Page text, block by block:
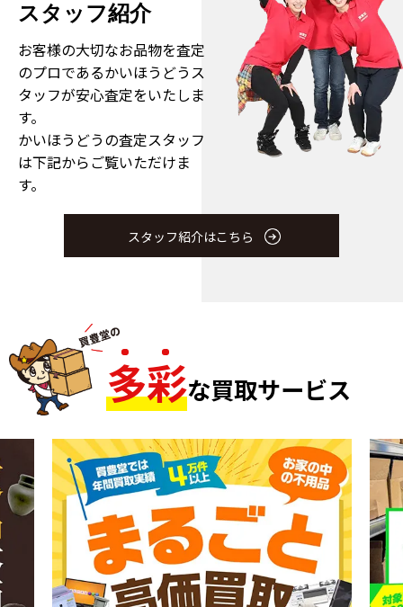
スタッフ紹介
お客様の大切なお品物を査定
のプロであるかいほうどうス
タッフが安心査定をいたしま
す。
かいほうどうの査定スタッフ
は下記からご覧いただけま
す。
スタッフ紹介はこちら
多彩な買取サービス